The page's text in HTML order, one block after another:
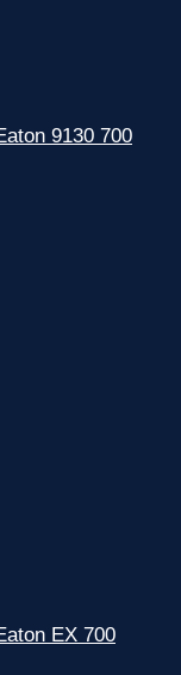
9130 700
EX 700